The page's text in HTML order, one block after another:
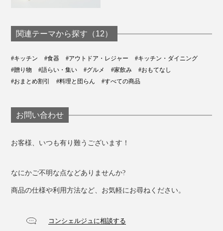
関連テーマから探す（12）
#キッチン #食器 #アウトドア・レジャー
#キッチン・ダイニング
#贈り物
#語らい・集い #グルメ #家飲み
#おもてなし
#おまとめ割引
#料理と団らん #すべての商品
お問い合わせ
お客様、いつも有り難うございます！
なにかご不明な点などありませんか?
商品の仕様や利用方法など、お気軽にお尋ねください。
コンシェルジュに相談する